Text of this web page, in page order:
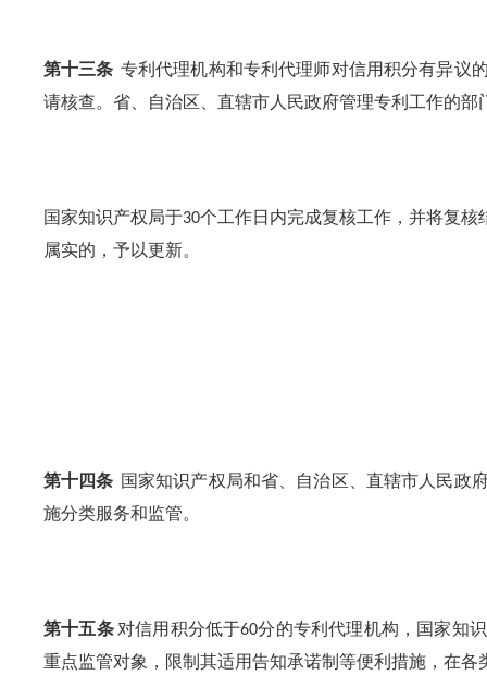
第十三条 专利代理机构和专利代理师对信用积分有异议
请核查。省、自治区、直辖市人民政府管理专利工作的
国家知识产权局于30个工作日内完成复核工作，并将复
属实的，予以更新。
第十四条 国家知识产权局和省、自治区、直辖市人民政
施分类服务和监管。
第十五条 对信用积分低于60分的专利代理机构，国家知
重点监管对象，限制其适用告知承诺制等便利措施，在